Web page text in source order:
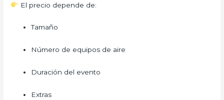
El precio depende de:
Tamaño
Número de equipos de aire
Duración del evento
Extras